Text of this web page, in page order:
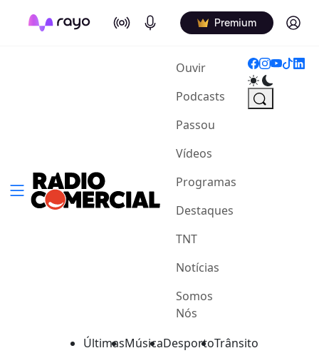
On Air Podcasts Premium Log in
Ouvir(current)
Podcasts
Passou
Vídeos
Programas
Destaques
TNT
Notícias
Somos
Nós
ÚltimasMúsicaDesportoTrânsito